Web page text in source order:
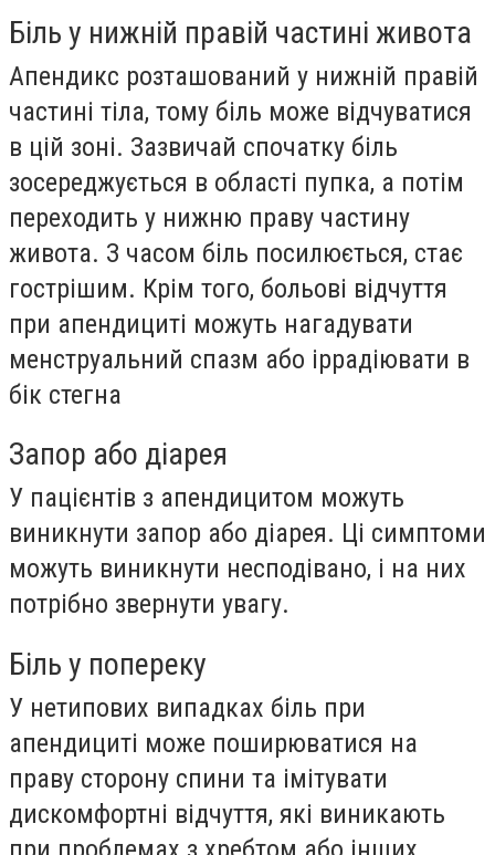
Біль у нижній правій частині живота
Апендикс розташований у нижній правій
частині тіла, тому біль може відчуватися
в цій зоні. Зазвичай спочатку біль
зосереджується в області пупка, а потім
переходить у нижню праву частину
живота. З часом біль посилюється, стає
гострішим. Крім того, больові відчуття
при апендициті можуть нагадувати
менструальний спазм або іррадіювати в
бік стегна
Запор або діарея
У пацієнтів з апендицитом можуть
виникнути запор або діарея. Ці симптоми
можуть виникнути несподівано, і на них
потрібно звернути увагу.
Біль у попереку
У нетипових випадках біль при
апендициті може поширюватися на
праву сторону спини та імітувати
дискомфортні відчуття, які виникають